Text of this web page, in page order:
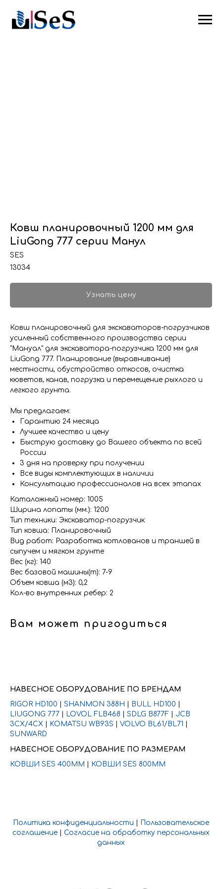
Ковш планировочный 1200 мм для
LiuGong 777 серии Манул
SES
13034
Узнать цену
Ковш планировочный для экскаваторов-погрузчиков
усиленный собственного производства серии
"Мануал" для экскаватора-погрузчика 1200 мм для
LiuGong 777. Планирование (выравнивание)
местности, обустройство откосов, очистка
кюветов, канав, погрузка и перемещение рыхлого и
легкого грунта.
Мы предлагаем:
Гарантию 24 месяца
Лучшее качество и цену
Быструю доставку до Вашего объекта по всей
России
3 дня на проверку при получении
Все виды комплектующих в наличии
Консультацию профессионалов на всех этапах
Каталожный номер: 1005
Ширина лопаты (мм.): 1200
Тип техники: Экскаватор-погрузчик
Тип ковша: Планировочный
Вид работ: Разработка котлованов и траншей в
сыпучем и мягком грунте
Вес (кг): 140
Вес базовой машины(т): 7-9
Объем ковша (м3): 0,2
Кол-во внутренних ребер: 2
Вам может пригодиться
НАВЕСНОЕ ОБОРУДОВАНИЕ ПО БРЕНДАМ
RIGOR HD100
SHANMON 388H BULL HD100
LIUGONG 777
LOVOL FLB468 SDLG B877F
JCB
3CX/4CX
KOMATSU WB93S VOLVO BL61/BL71
SUNWARD
НАВЕСНОЕ ОБОРУДОВАНИЕ ПО РАЗМЕРАМ
КОВШИ SES 400ММ
КОВШИ SES 800ММ
Политика конфиденциальности
Пользовательское
соглашение
Согласие на обработку персональных
данных